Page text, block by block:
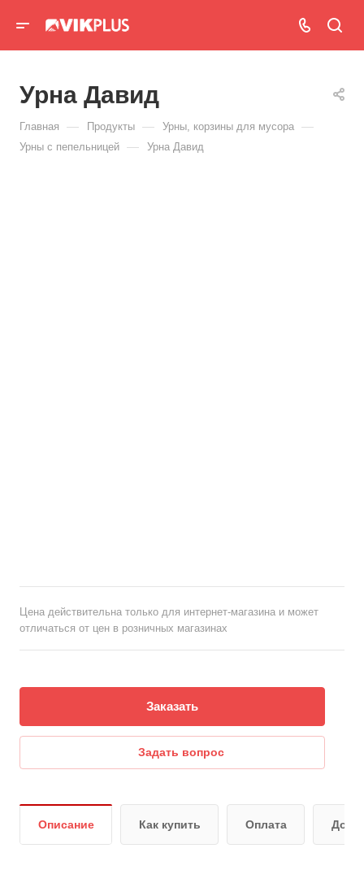
Урна Давид
Главная — Продукты — Урны, корзины для мусора —
Урны с пепельницей — Урна Давид
Цена действительна только для интернет-магазина и может
отличаться от цен в розничных магазинах
Заказать
Задать вопрос
Описание Как купить Оплата